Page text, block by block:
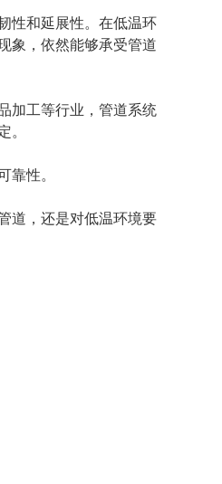
性和延展性。在低温环
象，依然能够承受管道
加工等行业，管道系统
。
靠性。
道，还是对低温环境要